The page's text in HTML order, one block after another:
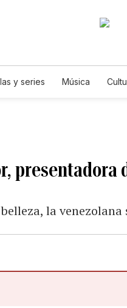
y series Música
presentadora
la